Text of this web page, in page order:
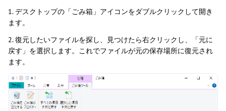
1. デスクトップの「ごみ箱」アイコンをダブルクリックして開き
ます。
2. 復元したいファイルを探し、見つけたら右クリックし、「元に
戻す」を選択します。これでファイルが元の保存場所に復元され
ます。